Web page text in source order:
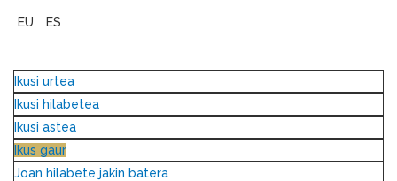
EU ES
Ikusi urtea
Ikusi hilabetea
Ikusi astea
Ikus gaur
Joan hilabete jakin batera